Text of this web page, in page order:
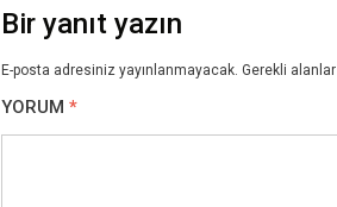
Bir yanıt yazın
E-posta adresiniz yayınlanmayacak. Gerekli alanlar
YORUM *